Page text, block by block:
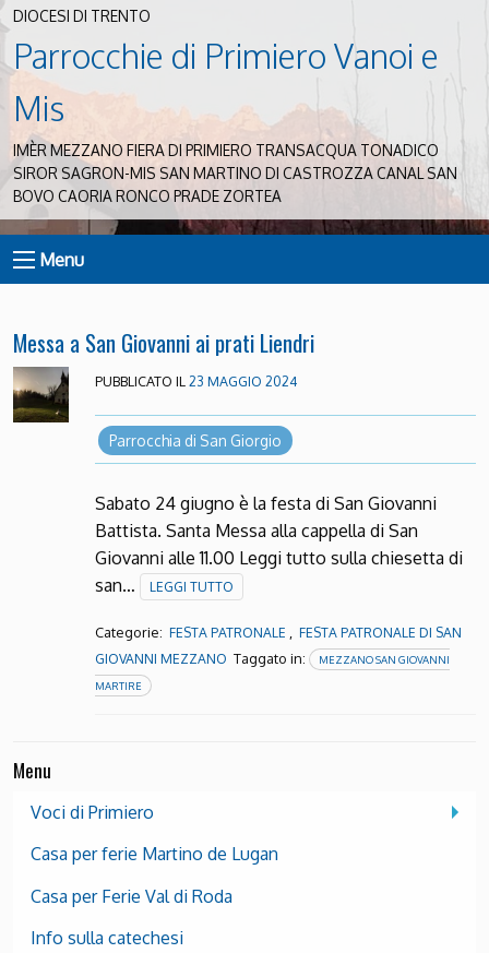
DIOCESI DI TRENTO
Parrocchie di Primiero Vanoi e
Mis
IMÈR MEZZANO FIERA DI PRIMIERO TRANSACQUA TONADICO
SIROR SAGRON-MIS SAN MARTINO DI CASTROZZA CANAL SAN
BOVO CAORIA RONCO PRADE ZORTEA
Menu
Messa a San Giovanni ai prati Liendri
PUBBLICATO IL 23 MAGGIO 2024
Parrocchia di San Giorgio
Sabato 24 giugno è la festa di San Giovanni
Battista. Santa Messa alla cappella di San
Giovanni alle 11.00 Leggi tutto sulla chiesetta di
san…
LEGGI TUTTO
Categorie: FESTA PATRONALE , FESTA PATRONALE DI SAN
GIOVANNI MEZZANO Taggato in:
MEZZANO SAN GIOVANNI
MARTIRE
Menu
Voci di Primiero
Casa per ferie Martino de Lugan
Casa per Ferie Val di Roda
Info sulla catechesi